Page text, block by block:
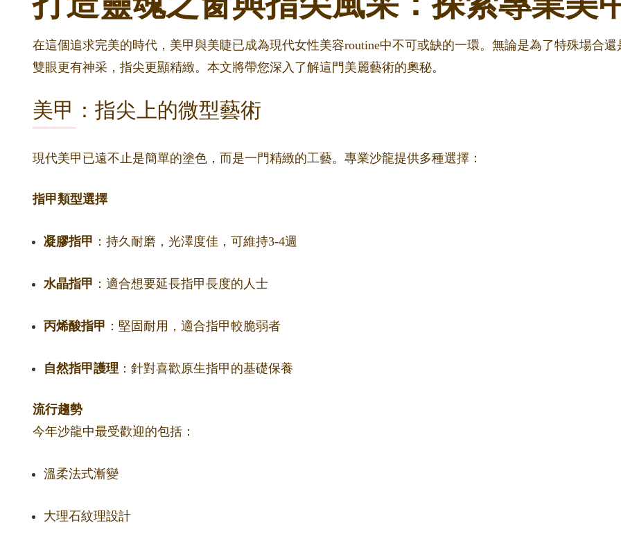
在這個追求完美的時代，美甲與美睫已成為現代女性美容routine中不可或缺的一環。無論是為了特殊場合
雙眼更有神采，指尖更顯精緻。本文將帶您深入了解這門美麗藝術的奧秘。
美甲：指尖上的微型藝術
現代美甲已遠不止是簡單的塗色，而是一門精緻的工藝。專業沙龍提供多種選擇：
指甲類型選擇
凝膠指甲 ：持久耐磨，光澤度佳，可維持3-4週
水晶指甲 ：適合想要延長指甲長度的人士
丙烯酸指甲 ：堅固耐用，適合指甲較脆弱者
自然指甲護理 ：針對喜歡原生指甲的基礎保養
流行趨勢
今年沙龍中最受歡迎的包括：
溫柔法式漸變
大理石紋理設計